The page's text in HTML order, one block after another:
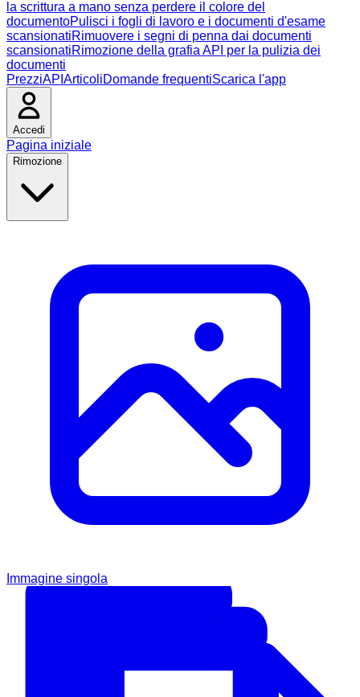
la scrittura a mano senza perdere il colore del
documentoPulisci i fogli di lavoro e i documenti d'esame
scansionatiRimuovere i segni di penna dai documenti
scansionatiRimozione della grafia API per la pulizia dei
documenti
PrezziAPI ArticoliDomande frequentiScarica l'app
Accedi
Pagina iniziale
Rimozione
Immagine singola